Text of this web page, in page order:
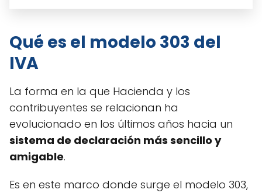
Qué es el modelo 303 del
IVA
La forma en la que Hacienda y los
contribuyentes se relacionan ha
evolucionado en los últimos años hacia un
sistema de declaración más sencillo y
amigable.
Es en este marco donde surge el modelo 303,